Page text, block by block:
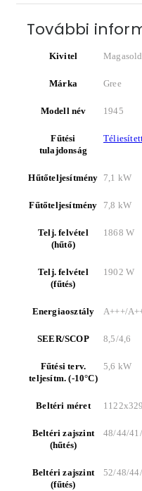
További
Kivitel
Márka Gree
Modell név 1945
Fűtési
tulajdonság
Hűtőteljesítmény 7,1 kW
Fűtőteljesítmény 7,8 kW
Telj. felvétel
(hűtő)
1868 W
Telj. felvétel
(fűtés)
1902 W
Energiaosztály A+++/
SEER/SCOP 8,5/4,6
Fűtési terv.
teljesítm. (-10°C)
5,6 kW
Beltéri méret
Beltéri zajszint
(hűtés)
48/44/
Beltéri zajszint
(fűtés)
52/48/